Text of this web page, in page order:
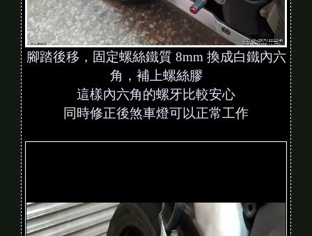
腳踏後移，固定螺絲鐵質 8mm 換成白鐵內六
角，補上螺絲膠
這樣內六角的螺牙比較安心
同時修正後煞車燈可以正常工作
e
o